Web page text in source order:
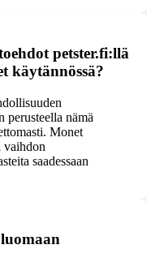
petster.fi:llä
käytännössä?
perusteella nämä
Monet
vaihdon
saadessaan